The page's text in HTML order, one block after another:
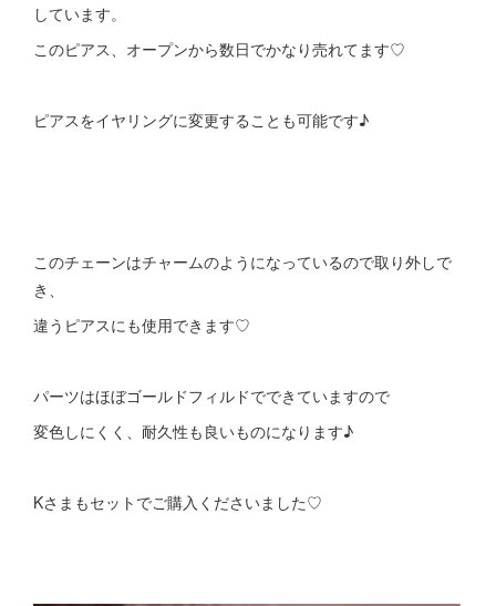
しています。
このピアス、オープンから数日でかなり売れてます♡
ピアスをイヤリングに変更することも可能です♪
このチェーンはチャームのようになっているので取り外しで
き、
違うピアスにも使用できます♡
パーツはほぼゴールドフィルドでできていますので
変色しにくく、耐久性も良いものになります♪
Kさまもセットでご購入くださいました♡